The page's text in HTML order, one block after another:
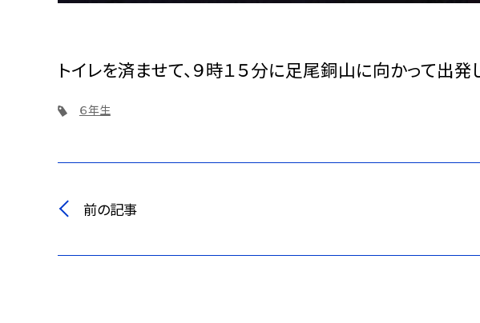
トイレを済ませて、９時１５分に足尾銅山に向かって出発
６年生
前の記事